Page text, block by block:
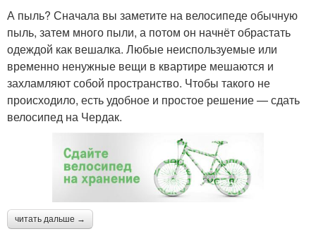
А пыль? Сначала вы заметите на велосипеде обычную
пыль, затем много пыли, а потом он начнёт обрастать
одеждой как вешалка. Любые неиспользуемые или
временно ненужные вещи в квартире мешаются и
захламляют собой пространство. Чтобы такого не
происходило, есть удобное и простое решение — сдать
велосипед на Чердак.
читать дальше →